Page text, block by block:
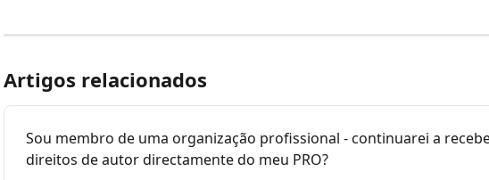
Artigos relacionados
Sou membro de uma organização profissional - continuarei a
direitos de autor directamente do meu PRO?